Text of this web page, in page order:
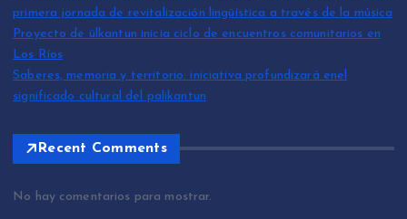
primera jornada de revitalización lingüística a través de la música
Proyecto de ülkantun inicia ciclo de encuentros comunitarios en
Los Ríos
Saberes, memoria y territorio: iniciativa profundizará enel
significado cultural del palikantun
Recent Comments
No hay comentarios para mostrar.